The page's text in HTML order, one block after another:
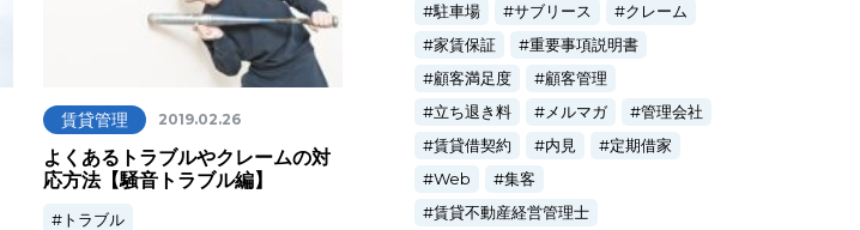
賃貸管理 2019.02.26
よくあるトラブルやクレームの対
応方法【騒音トラブル編】
トラブル
駐車場
サブリース
クレーム
家賃保証
重要事項説明書
顧客満足度
顧客管理
立ち退き料
メルマガ
管理会社
賃貸借契約
内見
定期借家
Web
集客
賃貸不動産経営管理士